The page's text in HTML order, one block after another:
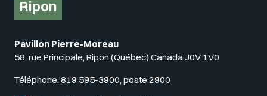
Ripon
Pavillon Pierre-Moreau
58, rue Principale, Ripon (Québec) Canada J0V 1V0
Téléphone: 819 595-3900, poste 2900